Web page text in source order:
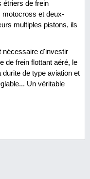
étriers de frein
motocross et deux-
multiples pistons, ils
nécessaire d'investir
de frein flottant aéré, le
de type aviation et
Un véritable